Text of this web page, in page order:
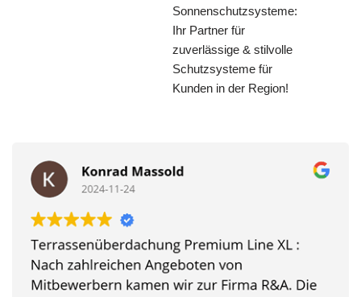
Sonnenschutzsysteme:
Ihr Partner für
zuverlässige & stilvolle
Schutzsysteme für
Kunden in der Region!